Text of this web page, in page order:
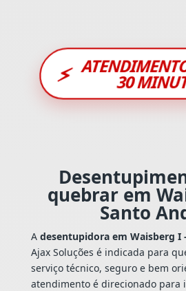
⚡ 30
quebrar em
Santo
A desentupidora em Waisberg I
Ajax Soluções é indicada para
serviço técnico, seguro e bem
atendimento é direcionado para